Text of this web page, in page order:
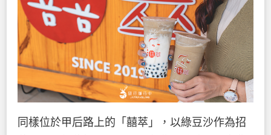
同樣位於甲后路上的「囍萃」，以綠豆沙作為招